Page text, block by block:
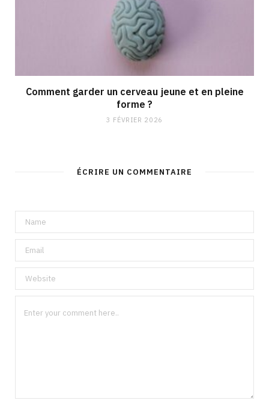
Comment garder un cerveau jeune et en pleine
forme ?
3 FÉVRIER 2026
ÉCRIRE UN COMMENTAIRE